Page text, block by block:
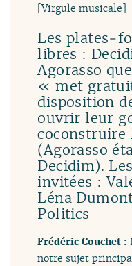
[Virgule musicale]
Les
libres :
Agorasso
« met
disposition
ouvrir leur
(Agorasso
Decidim).
invitées :
Léna
Politics
Frédéric Couchet :
notre sujet